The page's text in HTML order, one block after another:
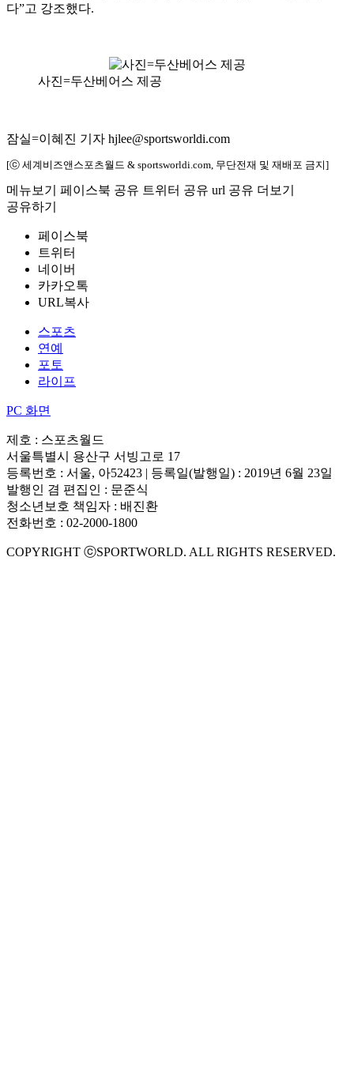
다”고 강조했다.
사진=두산베어스 제공
잠실=이혜진 기자 hjlee@sportsworldi.com
[ⓒ 세계비즈앤스포츠월드 & sportsworldi.com, 무단전재 및 재배포 금지]
메뉴보기 페이스북 공유 트위터 공유 url 공유 더보기
공유하기
페이스북
트위터
네이버
카카오톡
URL복사
스포츠
연예
포토
라이프
PC 화면
제호 : 스포츠월드
서울특별시 용산구 서빙고로 17
등록번호 : 서울, 아52423 | 등록일(발행일) : 2019년 6월 23일
발행인 겸 편집인 : 문준식
청소년보호 책임자 : 배진환
전화번호 : 02-2000-1800
COPYRIGHT ⓒSPORTWORLD. ALL RIGHTS RESERVED.